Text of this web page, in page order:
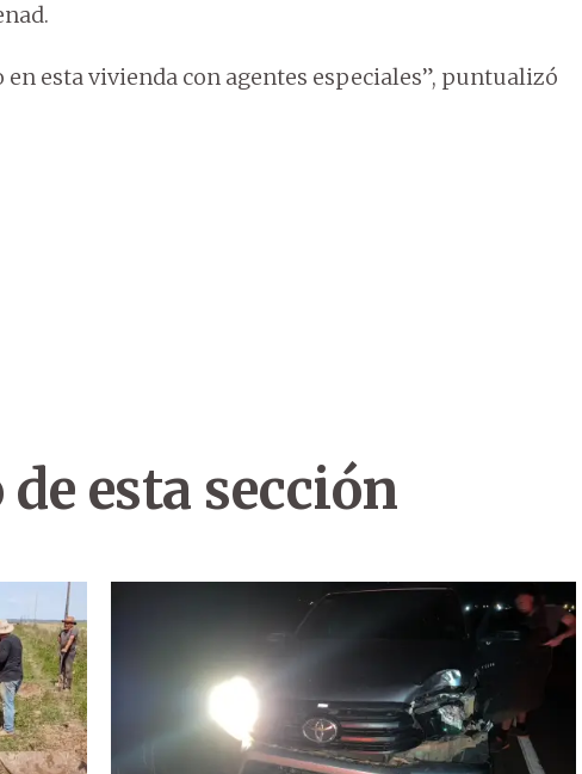
esta vivienda con agentes especiales”, puntualizó
esta sección